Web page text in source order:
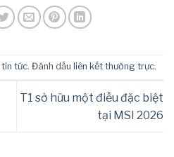
tin tức. Đánh dấu liên kết thường trực.
T1 sở hữu một điều đặc biệt
tại MSI 2026